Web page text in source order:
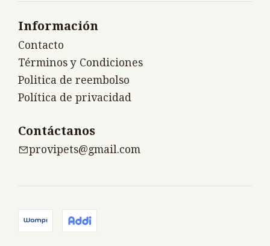
Información
Contacto
Términos y Condiciones
Politica de reembolso
Política de privacidad
Contáctanos
provipets@gmail.com